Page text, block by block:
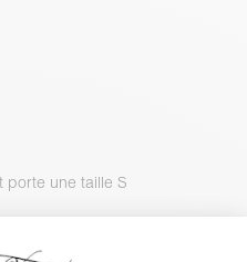
porte une taille S
12 août et le vendredi 14